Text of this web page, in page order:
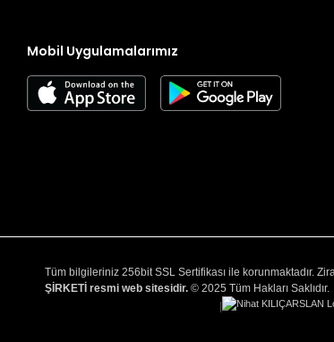
Mobil Uygulamalarımız
Tüm bilgileriniz 256bit SSL Sertifikası ile korunmaktadır.
ŞİRKETİ resmi web sitesidir.© 2025 Tüm Hakları Saklıdır.